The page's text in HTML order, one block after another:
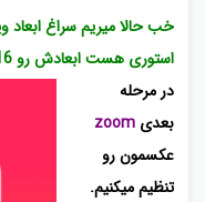
خب حالا میریم سراغ ابعاد
استوری هست ابعادش رو 9:16 انتخاب میکنیم.
در مرحله
بعدی zoom
عکسمون رو
تنظیم میکنیم.